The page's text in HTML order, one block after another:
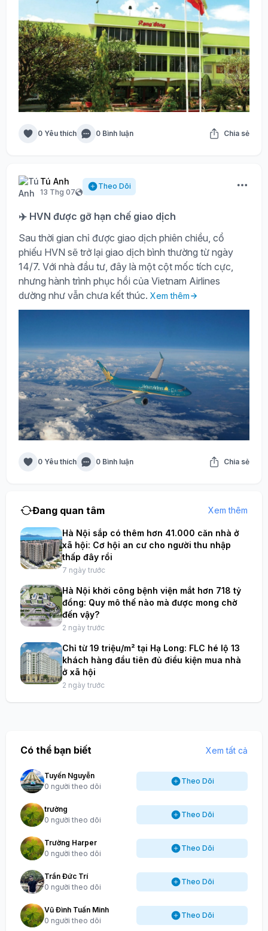
0 Yêu thích 0 Bình luận Chia sẻ
Tú Anh
13 Thg 07
Theo Dõi
✈️ HVN được gỡ hạn chế giao dịch
Sau thời gian chỉ được giao dịch phiên chiều, cổ
phiếu HVN sẽ trở lại giao dịch bình thường từ ngày
14/7. Với nhà đầu tư, đây là một cột mốc tích cực,
nhưng hành trình phục hồi của Vietnam Airlines
dường như vẫn chưa kết thúc. Xem thêm
0 Yêu thích 0 Bình luận Chia sẻ
Đang quan tâm Xem thêm
Hà Nội sắp có thêm hơn 41.000 căn nhà ở
xã hội: Cơ hội an cư cho người thu nhập
thấp đây rồi
7 ngày trước
Hà Nội khởi công bệnh viện mắt hơn 718 tỷ
đồng: Quy mô thế nào mà được mong chờ
đến vậy?
2 ngày trước
Chỉ từ 19 triệu/m² tại Hạ Long: FLC hé lộ 13
khách hàng đầu tiên đủ điều kiện mua nhà
ở xã hội
2 ngày trước
Có thể bạn biết Xem tất cả
Tuyến Nguyễn
0 người theo dõi
Theo Dõi
trường
0 người theo dõi
Theo Dõi
Trường Harper
0 người theo dõi
Theo Dõi
Trần Đức Trí
0 người theo dõi
Theo Dõi
Vũ Đình Tuấn Minh
0 người theo dõi
Theo Dõi